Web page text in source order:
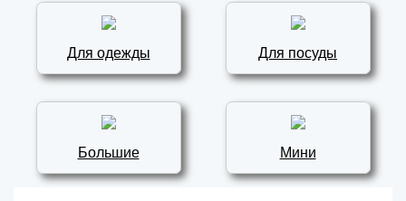
Для одежды Для посуды
Большие Мини